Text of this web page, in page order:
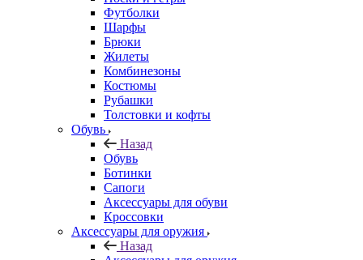
Футболки
Шарфы
Брюки
Жилеты
Комбинезоны
Костюмы
Рубашки
Толстовки и кофты
Обувь
Назад
Обувь
Ботинки
Сапоги
Аксессуары для обуви
Кроссовки
Аксессуары для оружия
Назад